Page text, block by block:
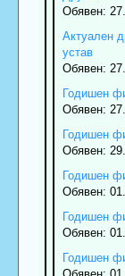
Обявен:
Актуален
устав
Обявен:
Годишен
Обявен:
Годишен
Обявен:
Годишен
Обявен:
Годишен
Обявен:
Годишен